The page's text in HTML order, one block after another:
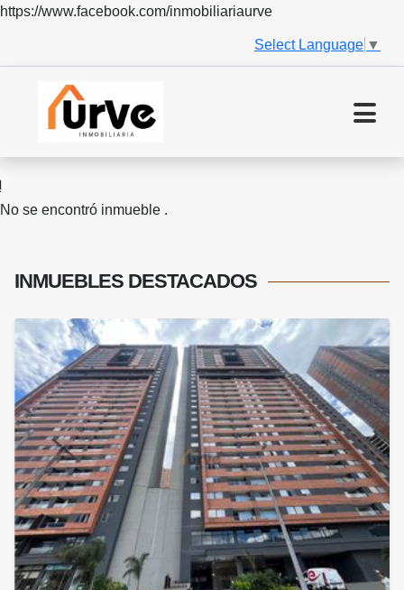
https://www.facebook.com/inmobiliariaurve
Select Language ▼
No se encontró inmueble .
INMUEBLES DESTACADOS